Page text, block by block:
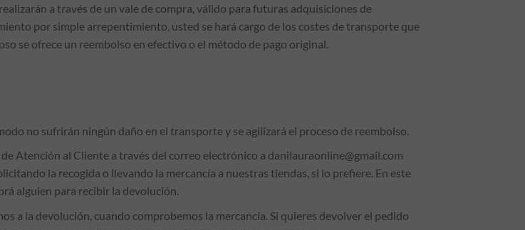
a través de un vale de compra, válido para futuras adquisiciones de
por simple arrepentimiento, usted se hará cargo de los costes de transporte que
se ofrece un reembolso en efectivo o el método de pago original.
no sufrirán ningún daño en el transporte y se agilizará el proceso de reembolso.
Atención al Cliente a través del correo electrónico a danilauraonline@gmail.com
la recogida o llevando la mercancía a nuestras tiendas, si lo prefiere. En este
alguien para recibir la devolución.
a la devolución, cuando comprobemos la mercancía. Si quieres devolver el pedido